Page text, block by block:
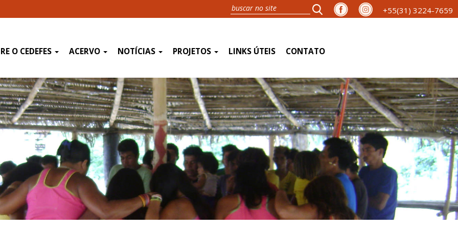
+55(31) 3224-7659
O CEDEFES ACERVO NOTÍCIAS PROJETOS LINKS ÚTEIS CONTATO